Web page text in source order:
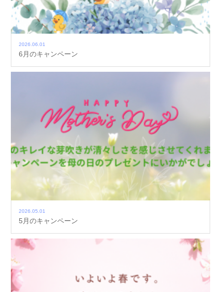
2026.06.01
6月のキャンペーン
2026.05.01
5月のキャンペーン